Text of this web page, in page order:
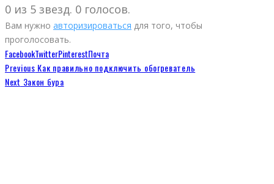
0 из 5 звезд. 0 голосов.
Вам нужно авторизироваться для того, чтобы
проголосовать.
FacebookTwitterPinterestПочта
Previous Как правильно подключить обогреватель
Next Закон бура